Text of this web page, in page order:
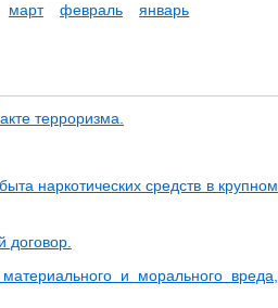
март февраль
январь
терроризма.
наркотических средств в крупном
и морального вреда,